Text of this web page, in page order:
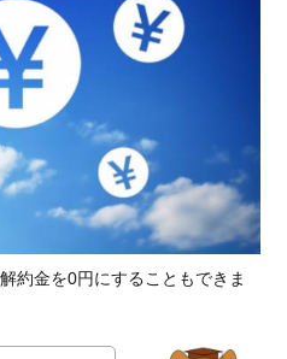
約金を0円にすることもできま